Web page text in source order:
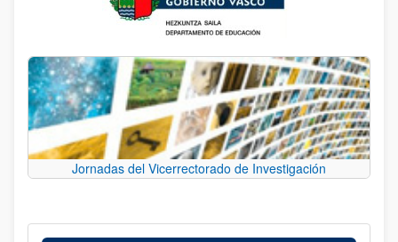
Jornadas del Vicerrectorado de Investigación